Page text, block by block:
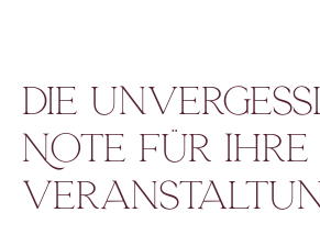
Die
Note für Ihre